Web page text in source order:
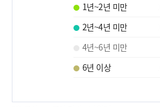
1년~2년 미만
2년~4년 미만
4년~6년 미만
6년 이상